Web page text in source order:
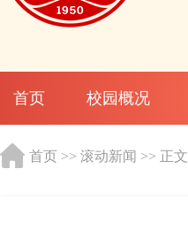
首页 校园概况
首页 >> 滚动新闻 >> 正文